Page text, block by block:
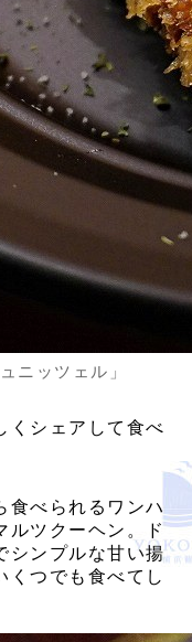
ニッツェル」
くシェアして食べ
食べられるワンハ
ルツクーヘン。ド
シンプルな甘い揚
くつでも食べてし